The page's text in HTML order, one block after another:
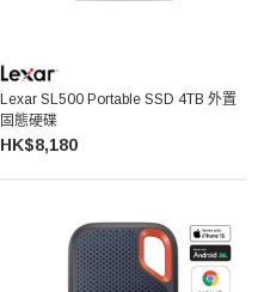
Lexar SL500 Portable SSD 4TB 外置
固態硬碟
HK$8,180